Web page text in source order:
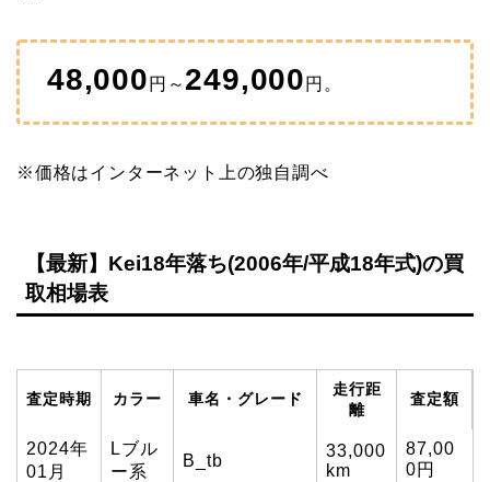
48,000 円～ 249,000 円。
※価格はインターネット上の独自調べ
【最新】Kei18年落ち(2006年/平成18年式)の買
取相場表
査定時期 カラー 車名・グレード
走行距
離
査定額
2024年
01月
Lブル
ー系
B_tb
33,000
km
87,00
0円